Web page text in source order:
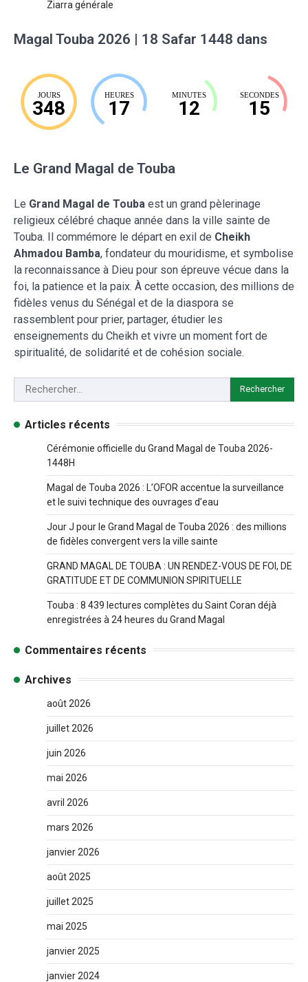
Ziarra générale
Magal Touba 2026 | 18 Safar 1448 dans
JOURS
348
HEURES
17
MINUTES
12
SECONDES
14
Le Grand Magal de Touba
Le Grand Magal de Touba est un grand pèlerinage
religieux célébré chaque année dans la ville sainte de
Touba. Il commémore le départ en exil de Cheikh
Ahmadou Bamba, fondateur du mouridisme, et symbolise
la reconnaissance à Dieu pour son épreuve vécue dans la
foi, la patience et la paix. À cette occasion, des millions de
fidèles venus du Sénégal et de la diaspora se
rassemblent pour prier, partager, étudier les
enseignements du Cheikh et vivre un moment fort de
spiritualité, de solidarité et de cohésion sociale.
Articles récents
Cérémonie officielle du Grand Magal de Touba 2026-
1448H
Magal de Touba 2026 : L’OFOR accentue la surveillance
et le suivi technique des ouvrages d’eau
Jour J pour le Grand Magal de Touba 2026 : des millions
de fidèles convergent vers la ville sainte
GRAND MAGAL DE TOUBA : UN RENDEZ-VOUS DE FOI, DE
GRATITUDE ET DE COMMUNION SPIRITUELLE
Touba : 8 439 lectures complètes du Saint Coran déjà
enregistrées à 24 heures du Grand Magal
Commentaires récents
Archives
août 2026
juillet 2026
juin 2026
mai 2026
avril 2026
mars 2026
janvier 2026
août 2025
juillet 2025
mai 2025
janvier 2025
janvier 2024